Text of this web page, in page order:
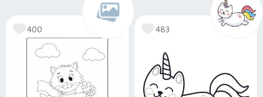
400 483